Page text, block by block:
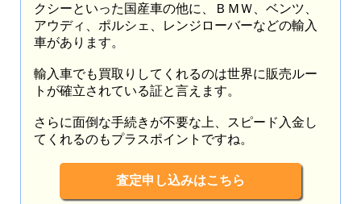
クシーといった国産車の他に、ＢＭＷ、ベンツ、
アウディ、ポルシェ、レンジローバーなどの輸入
車があります。
輸入車でも買取りしてくれるのは世界に販売ルー
トが確立されている証と言えます。
さらに面倒な手続きが不要な上、スピード入金し
てくれるのもプラスポイントですね。
査定申し込みはこちら